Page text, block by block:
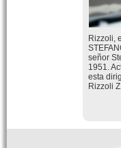
Rizzoli,
señor
1951.
esta
Rizzoli